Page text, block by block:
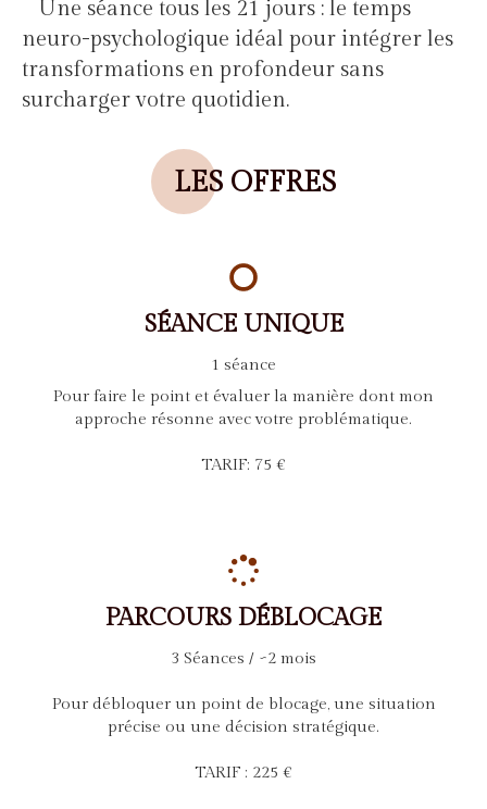
Une séance tous les 21 jours : le temps
neuro-psychologique idéal pour intégrer les
transformations en profondeur sans
surcharger votre quotidien.
LES OFFRES
SÉANCE UNIQUE
1 séance
Pour faire le point et évaluer la manière dont mon
approche résonne avec votre problématique.
TARIF: 75 €
PARCOURS DÉBLOCAGE
3 Séances / ~2 mois
Pour débloquer un point de blocage, une situation
précise ou une décision stratégique.
TARIF : 225 €